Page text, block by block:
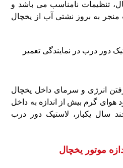
تنظیمات نامناسب می باشد و
منجر به بروز نشتی آب از یخچال
دور درب در نمایندگی تعمیر
انرژی و سرمای داخل یخچال
هوای گرم بیش از اندازه به داخل
سال یکبار، لاستیک دور درب
موتور یخچال